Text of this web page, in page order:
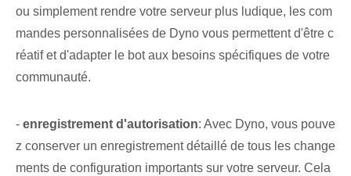
ou simplement rendre votre serveur plus ludique, les com
mandes personnalisées de Dyno vous permettent d'être c
réatif et d'adapter le bot aux besoins spécifiques de votre
communauté.
- enregistrement d'autorisation:‌ Avec Dyno,​ vous pouve
z conserver ‌un enregistrement détaillé de tous‌ les change
ments de configuration importants sur⁣ votre serveur. Cela